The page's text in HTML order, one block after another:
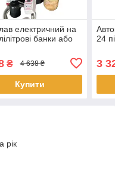
електричний на
банки або
₴ 4 638 ₴
Купити
24
3
рік